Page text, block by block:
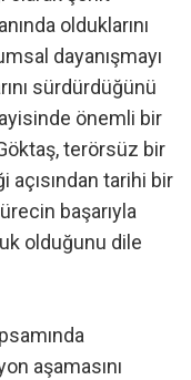
olduklarını
dayanışmayı
sürdürdüğünü
önemli bir
terörsüz bir
tarihi bir
başarıyla
olduğunu dile
aşamasını